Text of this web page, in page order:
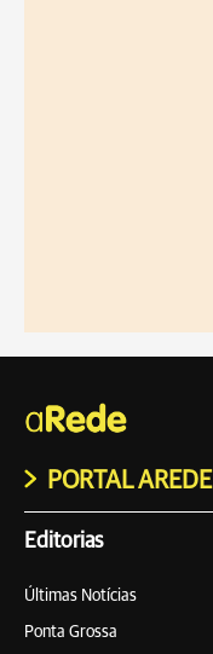
PORTAL AREDE
Editorias
Últimas Notícias
Ponta Grossa